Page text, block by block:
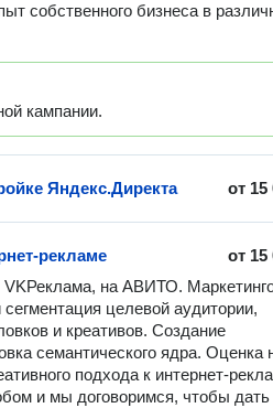
собственного бизнеса в
кампании.
от 15
Яндекс.Директа
от 15
рекламе
на АВИТО.
сегментация целевой аудитории,
и креативов. Создание
семантического ядра. Оценка
подхода к интернет-
и мы договоримся, чтобы дать